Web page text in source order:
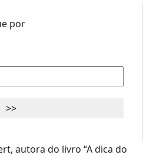
por
autora do livro “A dica do